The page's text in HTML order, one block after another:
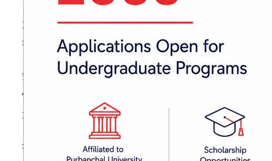
आरएमसी इँटा उद्योगबाट इँटा लोड गरी निस्किएको को१त
कटहरी गाउँपालिका–५ बस्ने २० वर्षीय राहुल सरदार मृत्यु भएको
प्रहरीका अनुसार खेतमा फसेको ट्याक्टरलाई इँटा भट्टाकै
भाग उठेर इँटा लोड गरेको डालामा ठोक्किएको थियो । सो
अस्पताल ल्याए लगतै चिकित्सकले मृत घोषित गरेका थिए ।
दुवै सवारी चालकको लापरबाहीका कारण दुर्घटना भएको